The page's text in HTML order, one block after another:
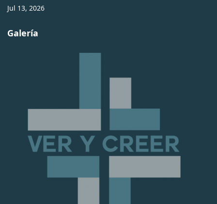
Jul 13, 2026
Galería